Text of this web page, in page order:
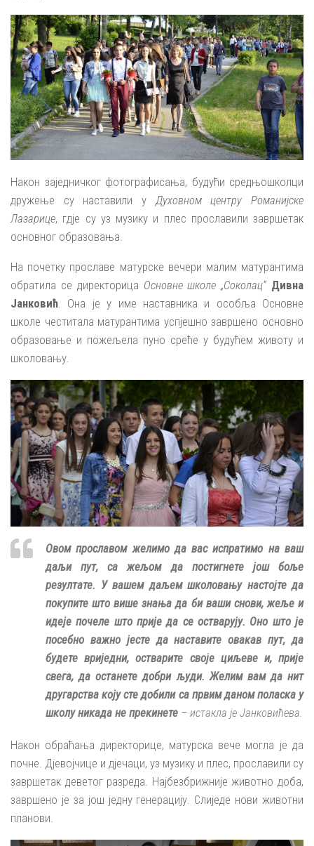
Након заједничког фотографисања, будући средњошколци
дружење су наставили у Духовном центру Романијске
Лазарице, гдје су уз музику и плес прославили завршетак
основног образовања.
На почетку прославе матурске вечери малим матурантима
обратила се директорица Основне школе „Соколац“ Дивна
Јанковић. Она је у име наставника и особља Основне
школе честитала матурантима успјешно завршено основно
образовање и пожељела пуно среће у будућем животу и
школовању.
Овом прославом желимо да вас испратимо на ваш
даљи пут, са жељом да постигнете још боље
резултате. У вашем даљем школовању настојте да
покупите што више знања да би ваши снови, жеље и
идеје почеле што прије да се остварују. Оно што је
посебно важно јесте да наставите овакав пут, да
будете вриједни, остварите своје циљеве и, прије
свега, да останете добри људи. Желим вам да нит
другарства коју сте добили са првим даном поласка у
школу никада не прекинете – истакла је Јанковићева.
Након обраћања директорице, матурска вече могла је да
почне. Дјевојчице и дјечаци, уз музику и плес, прославили су
завршетак деветог разреда. Најбезбрижније животно доба,
завршено је за још једну генерацију. Слиједе нови животни
планови.